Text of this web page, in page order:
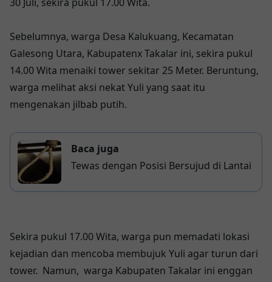
Sebelumnya, warga Desa Kalukuang, Kecamatan
Galesong Utara, Kabupatenx Takalar ini, sekira pukul
14.00 Wita menaiki tower sekitar 25 Meter. Beruntung,
warga melihat aksi nekat Yuli yang saat itu
mengenakan jilbab putih.
Baca juga
Tewas dengan Posisi Bersujud di Lantai
Sekira pukul 17.00 Wita, warga pun memadati lokasi
kejadian dan mencoba membujuk Yuli agar turun dari
tower. Namun, warga Kabupaten Takalar ini enggan